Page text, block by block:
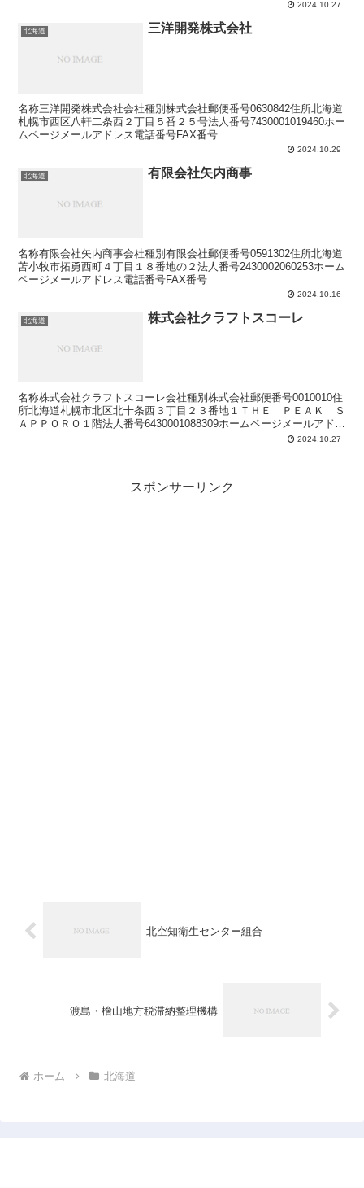
2024.10.27
北海道 三洋開発株式会社
名称三洋開発株式会社会社種別株式会社郵便番号0630842住所北海道
札幌市西区八軒二条西２丁目５番２５号法人番号7430001019460ホー
ムページメールアドレス電話番号FAX番号
2024.10.29
北海道 有限会社矢内商事
名称有限会社矢内商事会社種別有限会社郵便番号0591302住所北海道
苫小牧市拓勇西町４丁目１８番地の２法人番号2430002060253ホーム
ページメールアドレス電話番号FAX番号
2024.10.16
北海道 株式会社クラフトスコーレ
名称株式会社クラフトスコーレ会社種別株式会社郵便番号0010010住
所北海道札幌市北区北十条西３丁目２３番地１ＴＨＥ ＰＥＡＫ Ｓ
ＡＰＰＯＲＯ１階法人番号6430001088309ホームページメールアドレ
2024.10.27
スポンサーリンク
北空知衛生センター組合
渡島・檜山地方税滞納整理機構
ホーム 北海道